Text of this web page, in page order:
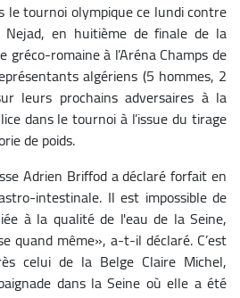
le tournoi olympique ce lundi contre
Nejad, en huitième de finale de la
romaine à l’Aréna Champs de
algériens (5 hommes, 2
leurs prochains adversaires à la
dans le tournoi à l’issue du tirage
de poids.
Adrien Briffod a déclaré forfait en
intestinale. Il est impossible de
à la qualité de l'eau de la Seine,
quand même», a-t-il déclaré. C’est
celui de la Belge Claire Michel,
dans la Seine où elle a été